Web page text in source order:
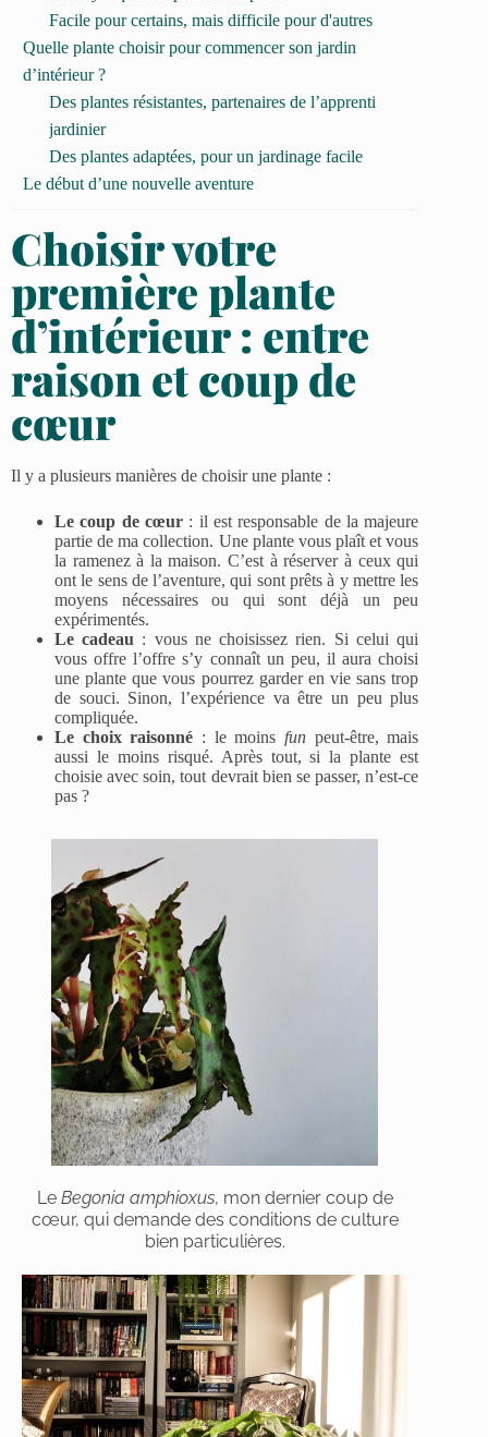
Facile pour certains, mais difficile pour d'autres
Quelle plante choisir pour commencer son jardin
d’intérieur ?
Des plantes résistantes, partenaires de l’apprenti
jardinier
Des plantes adaptées, pour un jardinage facile
Le début d’une nouvelle aventure
Choisir votre
première plante
d’intérieur : entre
raison et coup de
cœur
Il y a plusieurs manières de choisir une plante :
Le coup de cœur: il est responsable de la majeure
partie de ma collection. Une plante vous plaît et vous
la ramenez à la maison. C’est à réserver à ceux qui
ont le sens de l’aventure, qui sont prêts à y mettre les
moyens nécessaires ou qui sont déjà un peu
expérimentés.
Le cadeau : vous ne choisissez rien. Si celui qui
vous offre l’offre s’y connaît un peu, il aura choisi
une plante que vous pourrez garder en vie sans trop
de souci. Sinon, l’expérience va être un peu plus
compliquée.
Le choix raisonné : le moins fun peut-être, mais
aussi le moins risqué. Après tout, si la plante est
choisie avec soin, tout devrait bien se passer, n’est-ce
pas ?
Le Begonia amphioxus, mon dernier coup de
cœur, qui demande des conditions de culture
bien particulières.